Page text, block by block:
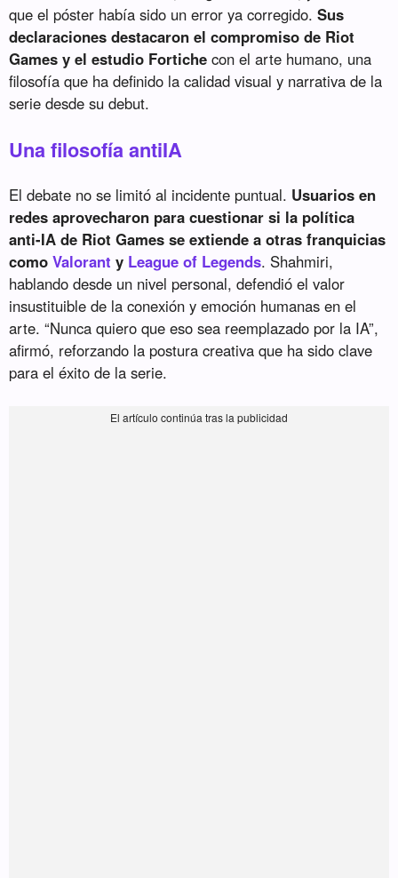
que el póster había sido un error ya corregido.Sus
declaraciones destacaron el compromiso de Riot
Games y el estudio Fortiche con el arte humano, una
filosofía que ha definido la calidad visual y narrativa de la
serie desde su debut.
Una filosofía antiIA
El debate no se limitó al incidente puntual. Usuarios en
redes aprovecharon para cuestionar si la política
anti-IA de Riot Games se extiende a otras franquicias
comoValorant y League of Legends. Shahmiri,
hablando desde un nivel personal, defendió el valor
insustituible de la conexión y emoción humanas en el
arte. “Nunca quiero que eso sea reemplazado por la IA”,
afirmó, reforzando la postura creativa que ha sido clave
para el éxito de la serie.